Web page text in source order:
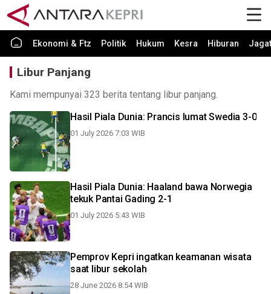
Ekonomi & Ftz Politik Hukum Kesra Hiburan Jagat
Libur Panjang
Kami mempunyai 323 berita tentang libur panjang.
Hasil Piala Dunia: Prancis lumat Swedia 3-0
01 July 2026 7:03 WIB
Hasil Piala Dunia: Haaland bawa Norwegia
tekuk Pantai Gading 2-1
01 July 2026 5:43 WIB
Pemprov Kepri ingatkan keamanan wisata
saat libur sekolah
28 June 2026 8:54 WIB